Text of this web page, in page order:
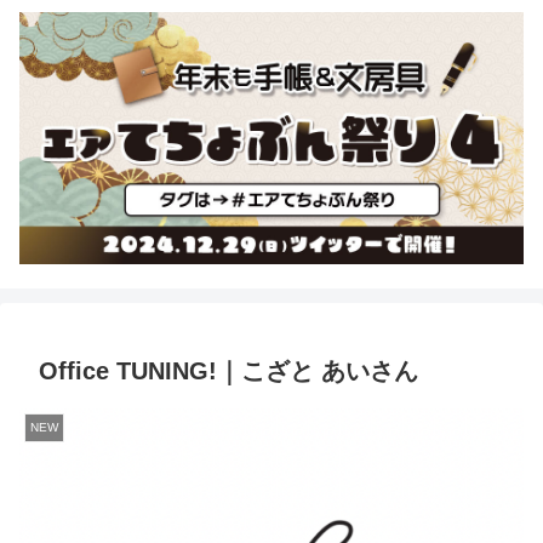
Office TUNING!｜こざと あいさん
NEW